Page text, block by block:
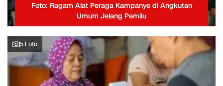
Foto: Ragam Alat Peraga Kampanye di Angkutan
Umum Jelang Pemilu
5 Foto